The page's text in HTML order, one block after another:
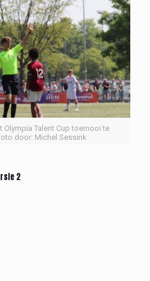
Olympia Talent Cup toernooi te
door: Michel Sessink
2